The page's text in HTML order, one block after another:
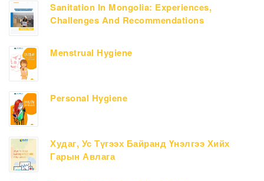
Sanitation In Mongolia: Experiences,
Challenges And Recommendations
Menstrual Hygiene
Personal Hygiene
Худаг, Ус Түгээх Байранд Үнэлгээ Хийх
Гарын Авлага